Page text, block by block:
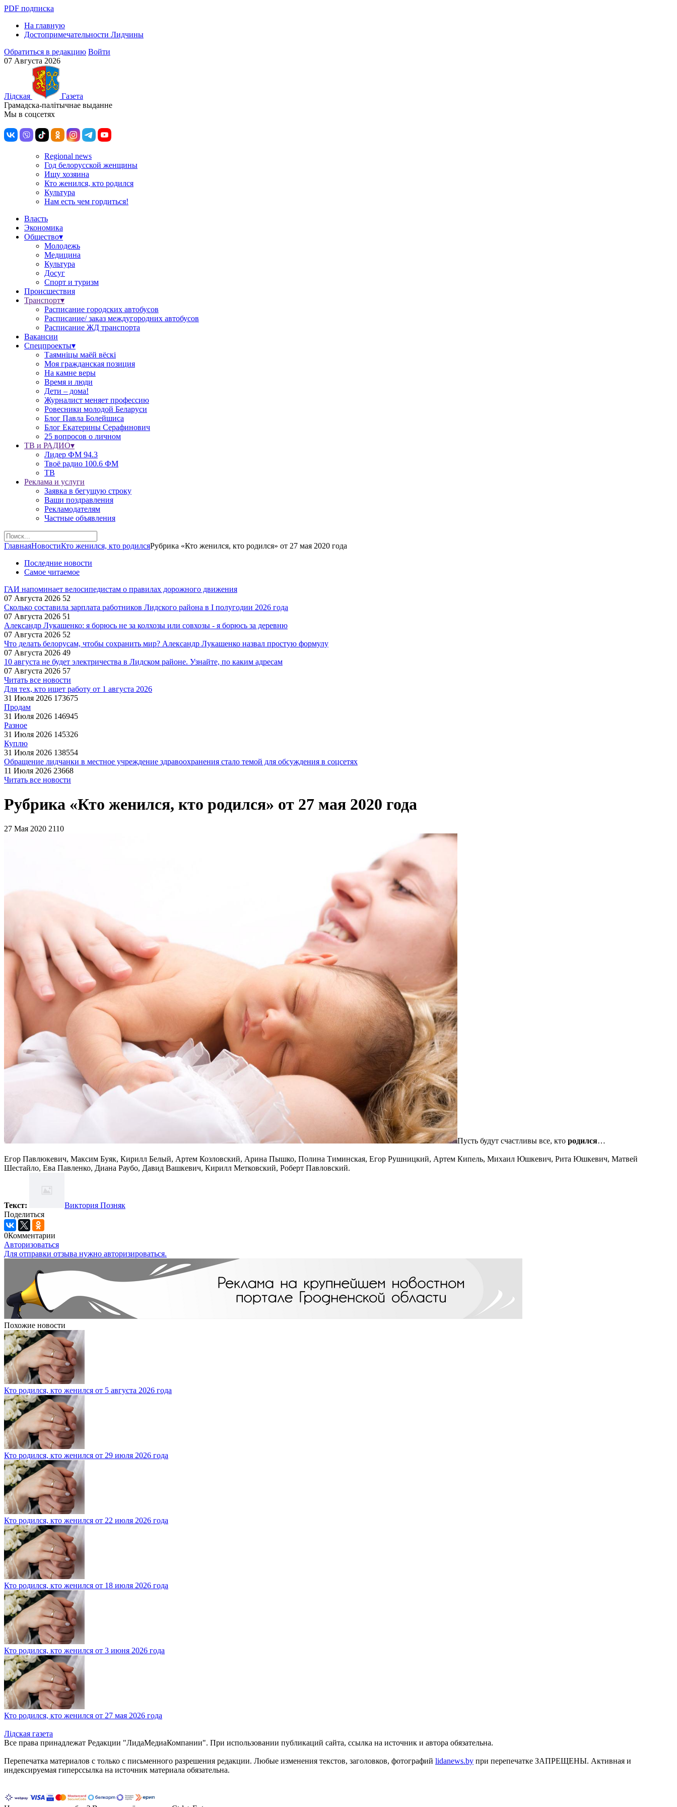
PDF подписка
На главную
Достопримечательности Лидчины
Обратиться в редакцию Войти
07 Августа 2026
Лiдская
Газета
Грамадска-палiтычнае выданне
Мы в соцсетях
Regional news
Год белорусской женщины
Ищу хозяина
Кто женился, кто родился
Культура
Нам есть чем гордиться!
Власть
Экономика
Общество▾
Молодежь
Медицина
Культура
Досуг
Спорт и туризм
Происшествия
Транспорт▾
Расписание городских автобусов
Расписание/ заказ междугородних автобусов
Расписание ЖД транспорта
Вакансии
Спецпроекты▾
Таямніцы маёй вёскі
Моя гражданская позиция
На камне веры
Время и люди
Дети – дома!
Журналист меняет профессию
Ровесники молодой Беларуси
Блог Павла Болейшиса
Блог Екатерины Серафинович
25 вопросов о личном
ТВ и РАДИО▾
Лидер ФМ 94.3
Твоё радио 100.6 ФМ
ТВ
Реклама и услуги
Заявка в бегущую строку
Ваши поздравления
Рекламодателям
Частные объявления
ГлавнаяНовостиКто женился, кто родилсяРубрика «Кто женился, кто родился» от 27 мая 2020 года
Последние новости
Самое читаемое
ГАИ напоминает велосипедистам о правилах дорожного движения
07 Августа 2026 52
Сколько составила зарплата работников Лидского района в I полугодии 2026 года
07 Августа 2026 51
Александр Лукашенко: я борюсь не за колхозы или совхозы - я борюсь за деревню
07 Августа 2026 52
Что делать белорусам, чтобы сохранить мир? Александр Лукашенко назвал простую формулу
07 Августа 2026 49
10 августа не будет электричества в Лидском районе. Узнайте, по каким адресам
07 Августа 2026 57
Читать все новости
Для тех, кто ищет работу от 1 августа 2026
31 Июля 2026 173675
Продам
31 Июля 2026 146945
Разное
31 Июля 2026 145326
Куплю
31 Июля 2026 138554
Обращение лидчанки в местное учреждение здравоохранения стало темой для обсуждения в соцсетях
11 Июля 2026 23668
Читать все новости
Рубрика «Кто женился, кто родился» от 27 мая 2020 года
27 Мая 2020 2110
Пусть будут счастливы все, кто родился…
Егор Павлюкевич, Максим Буяк, Кирилл Белый, Артем Козловский, Арина Пышко, Полина Тиминская, Егор Рушницкий, Артем Кипель, Михаил Юшкевич, Рита Юшкевич, Матвей
Шестайло, Ева Павленко, Диана Раубо, Давид Вашкевич, Кирилл Метковский, Роберт Павловский.
Текст:
Виктория Позняк
Поделиться
0Комментарии
Авторизоваться
Для отправки отзыва нужно авторизироваться.
Похожие новости
Кто родился, кто женился от 5 августа 2026 года
Кто родился, кто женился от 29 июля 2026 года
Кто родился, кто женился от 22 июля 2026 года
Кто родился, кто женился от 18 июля 2026 года
Кто родился, кто женился от 3 июня 2026 года
Кто родился, кто женился от 27 мая 2026 года
Лiдская газета
Все права принадлежат Редакции "ЛидаМедиаКомпании". При использовании публикаций сайта, ссылка на источник и автора обязательна.
Перепечатка материалов c только с письменного разрешения редакции. Любые изменения текстов, заголовков, фотографий lidanews.by при перепечатке ЗАПРЕЩЕНЫ. Активная и
индексируемая гиперссылка на источник материала обязательна.